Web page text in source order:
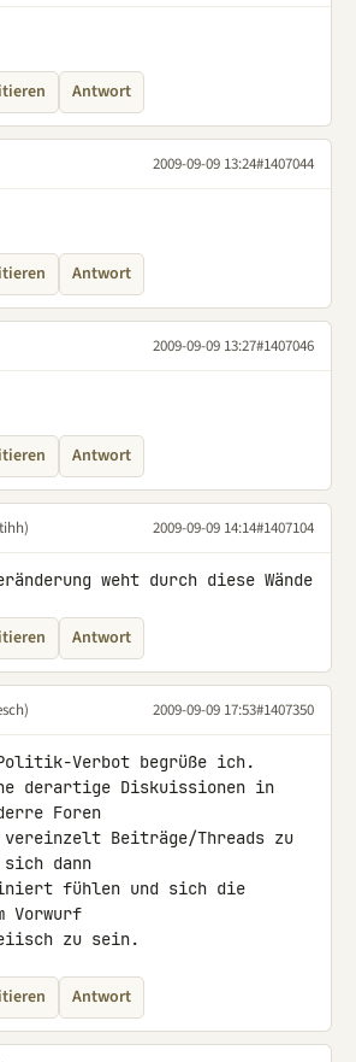
Antwort
2009-09-09 13:24#1407044
Antwort
2009-09-09 13:27#1407046
Antwort
2009-09-09 14:14#1407104
weht durch diese Wände
Antwort
2009-09-09 17:53#1407350
Verbot begrüße ich.
derartige Diskuissionen in
Foren
Beiträge/Threads zu
dann
fühlen und sich die
Vorwurf
zu sein.
Antwort